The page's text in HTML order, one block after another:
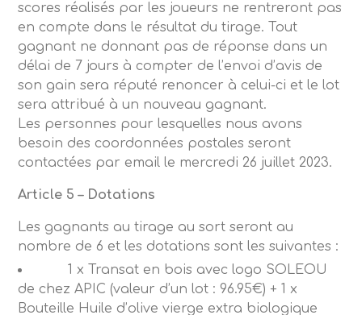
scores réalisés par les joueurs ne rentreront pas
en compte dans le résultat du tirage. Tout
gagnant ne donnant pas de réponse dans un
délai de 7 jours à compter de l’envoi d’avis de
son gain sera réputé renoncer à celui-ci et le lot
sera attribué à un nouveau gagnant.
Les personnes pour lesquelles nous avons
besoin des coordonnées postales seront
contactées par email le mercredi 26 juillet 2023.
Article 5 – Dotations
Les gagnants au tirage au sort seront au
nombre de 6 et les dotations sont les suivantes :
1 x Transat en bois avec logo SOLEOU
de chez APIC (valeur d’un lot : 96.95€) + 1 x
Bouteille Huile d’olive vierge extra biologique